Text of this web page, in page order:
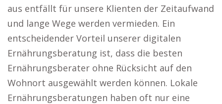
aus entfällt für unsere Klienten der Zeitaufwand
und lange Wege werden vermieden. Ein
entscheidender Vorteil unserer digitalen
Ernährungsberatung ist, dass die besten
Ernährungsberater ohne Rücksicht auf den
Wohnort ausgewählt werden können. Lokale
Ernährungsberatungen haben oft nur eine